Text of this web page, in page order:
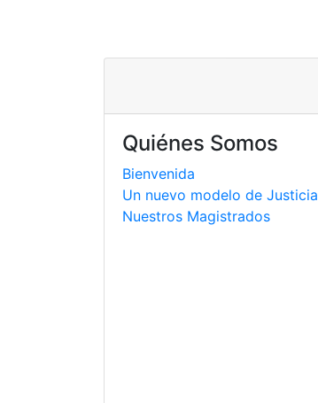
Quiénes Somos
Bienvenida
Un nuevo modelo de Justicia
Nuestros Magistrados